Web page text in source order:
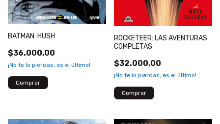
BATMAN: HUSH
$36.000,00
¡No te lo pierdas, es el último!
ROCKETEER: LAS AVENTURAS
COMPLETAS
$32.000,00
¡No te lo pierdas, es el último!